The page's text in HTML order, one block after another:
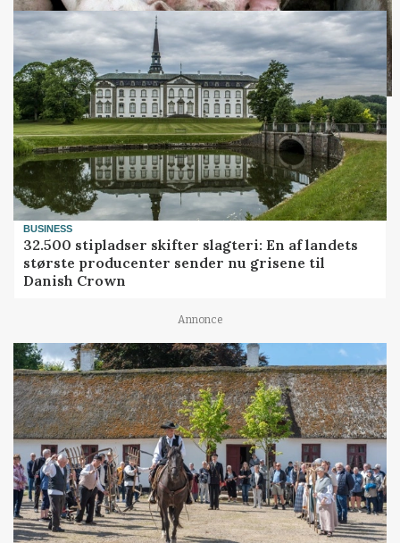
BUSINESS
32.500 stipladser skifter slagteri: En af landets
største producenter sender nu grisene til
Danish Crown
Annonce